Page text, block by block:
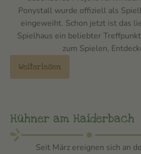
Ponystall wurde offiziell als
eingeweiht. Schon jetzt ist das
Spielhaus ein beliebter
zum Spielen,
Weiterlesen
Hühner am Haiderbach
Seit März ereignen sich an